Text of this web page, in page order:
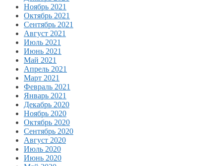
Ноябрь 2021
Октябрь 2021
Сентябрь 2021
Август 2021
Июль 2021
Июнь 2021
Май 2021
Апрель 2021
Март 2021
Февраль 2021
Январь 2021
Декабрь 2020
Ноябрь 2020
Октябрь 2020
Сентябрь 2020
Август 2020
Июль 2020
Июнь 2020